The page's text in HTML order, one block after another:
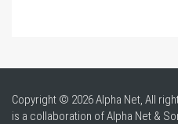
Copyright © 2026 Alpha Net, All
is a collaboration of Alpha Net &